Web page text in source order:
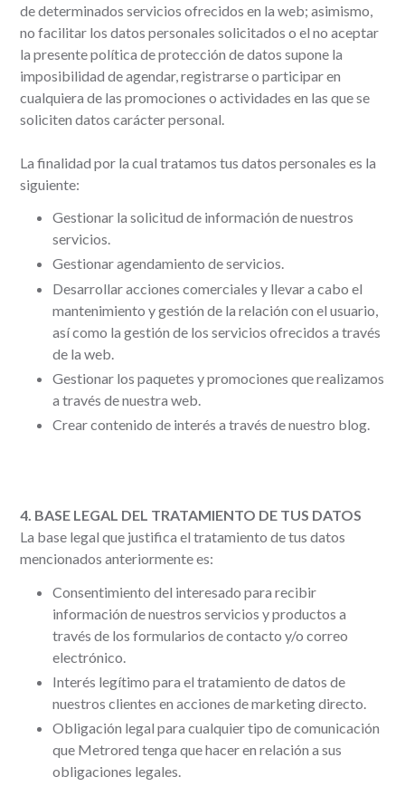
de determinados servicios ofrecidos en la web; asimismo,
no facilitar los datos personales solicitados o el no aceptar
la presente política de protección de datos supone la
imposibilidad de agendar, registrarse o participar en
cualquiera de las promociones o actividades en las que se
soliciten datos carácter personal.
La finalidad por la cual tratamos tus datos personales es la
siguiente:
Gestionar la solicitud de información de nuestros
servicios.
Gestionar agendamiento de servicios.
Desarrollar acciones comerciales y llevar a cabo el
mantenimiento y gestión de la relación con el usuario,
así como la gestión de los servicios ofrecidos a través
de la web.
Gestionar los paquetes y promociones que realizamos
a través de nuestra web.
Crear contenido de interés a través de nuestro blog.
4. BASE LEGAL DEL TRATAMIENTO DE TUS DATOS
La base legal que justifica el tratamiento de tus datos
mencionados anteriormente es:
Consentimiento del interesado para recibir
información de nuestros servicios y productos a
través de los formularios de contacto y/o correo
electrónico.
Interés legítimo para el tratamiento de datos de
nuestros clientes en acciones de marketing directo.
Obligación legal para cualquier tipo de comunicación
que Metrored tenga que hacer en relación a sus
obligaciones legales.